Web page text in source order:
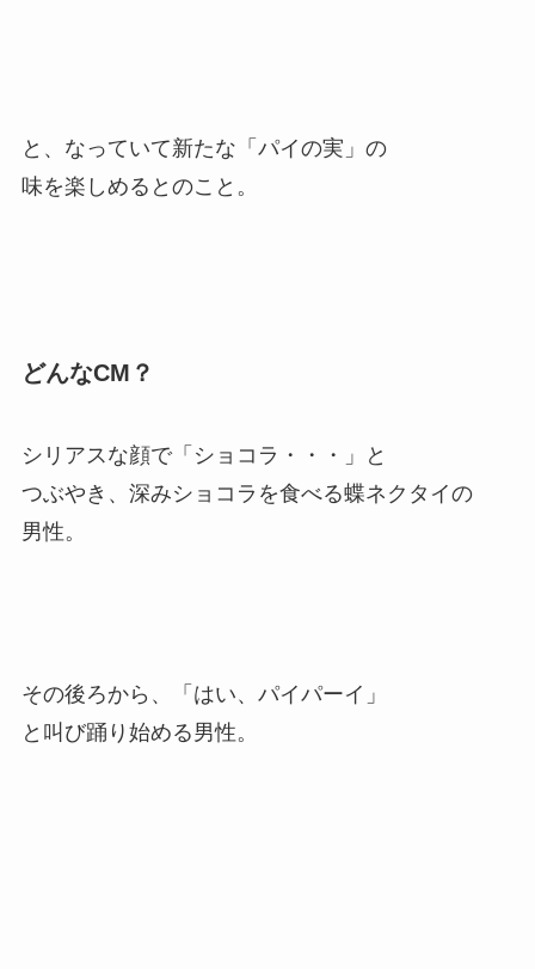
と、なっていて新たな「パイの実」の
味を楽しめるとのこと。
どんなCM？
シリアスな顔で「ショコラ・・・」と
つぶやき、深みショコラを食べる蝶ネクタイの
男性。
その後ろから、「はい、パイパーイ」
と叫び踊り始める男性。